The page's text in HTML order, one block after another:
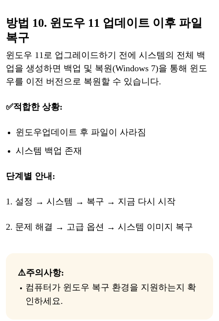
방법 10. 윈도우 11 업데이트 이후 파일
복구
윈도우 11로 업그레이드하기 전에 시스템의 전체 백
업을 생성하면 백업 및 복원(Windows 7)을 통해 윈도
우를 이전 버전으로 복원할 수 있습니다.
✅적합한 상황:
윈도우업데이트 후 파일이 사라짐
시스템 백업 존재
단계별 안내 :
1. 설정 → 시스템 → 복구 → 지금 다시 시작
2. 문제 해결 → 고급 옵션 → 시스템 이미지 복구
⚠️주의 사항:
컴퓨터가 윈도우 복구 환경을 지원하는지 확
인하세요.